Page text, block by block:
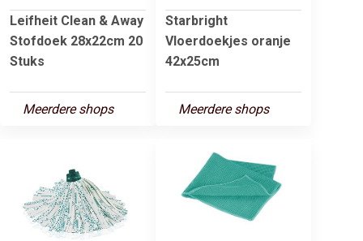
Leifheit Clean & Away
Stofdoek 28x22cm 20
Stuks
Meerdere shops
Starbright
Vloerdoekjes oranje
42x25cm
Meerdere shops